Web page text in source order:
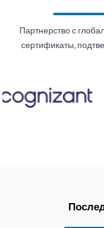
Партнерство с
сертификаты,